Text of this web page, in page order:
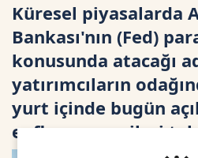
Küresel piyasalarda
Bankası'nın (Fed)
konusunda atacağı
yatırımcıların
yurt içinde bugün
enflasyon verileri